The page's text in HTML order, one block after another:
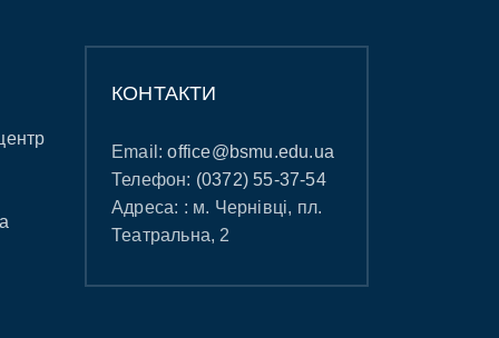
КОНТАКТИ
Email:office@bsmu.edu.ua
Телефон: (0372) 55-37-54
Адреса: : м. Чернівці, пл.
Театральна, 2